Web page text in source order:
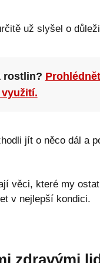
už slyšel o
rostlin?
jít o něco dál a
věci, které my
v nejlepší kondici.
zdravými